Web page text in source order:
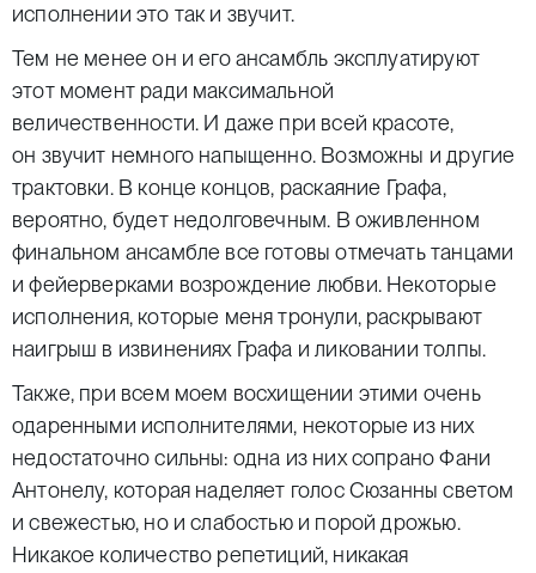
исполнении это так и звучит.
Тем не менее он и его ансамбль эксплуатируют
этот момент ради максимальной
величественности. И даже при всей красоте,
он звучит немного напыщенно. Возможны и другие
трактовки. В конце концов, раскаяние Графа,
вероятно, будет недолговечным. В оживленном
финальном ансамбле все готовы отмечать танцами
и фейерверками возрождение любви. Некоторые
исполнения, которые меня тронули, раскрывают
наигрыш в извинениях Графа и ликовании толпы.
Также, при всем моем восхищении этими очень
одаренными исполнителями, некоторые из них
недостаточно сильны: одна из них сопрано Фани
Антонелу, которая наделяет голос Сюзанны светом
и свежестью, но и слабостью и порой дрожью.
Никакое количество репетиций, никакая